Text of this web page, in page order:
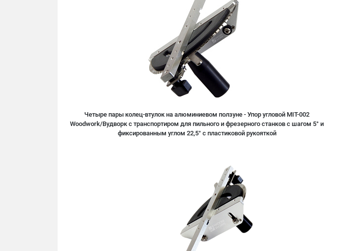
Четыре пары колец-втулок на алюминиевом ползуне - Упор угловой MIT-002
Woodwork/Вудворк с транспортиром для пильного и фрезерного станков с шагом 5° и
фиксированным углом 22,5° c пластиковой рукояткой